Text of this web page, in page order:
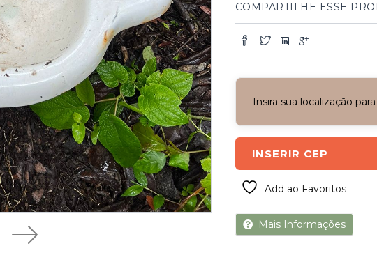
COMPARTILHE ESSE
Insira sua localização
INSERIR CEP
Add ao Favoritos
Mais Informações